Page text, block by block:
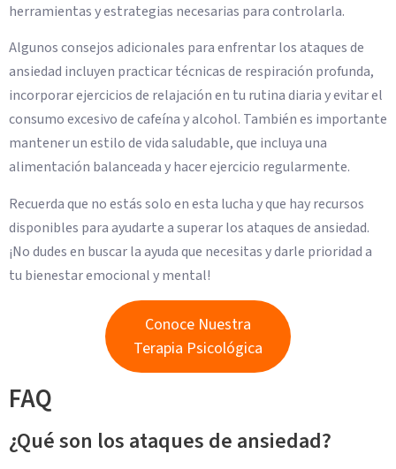
herramientas y estrategias necesarias para controlarla.
Algunos consejos adicionales para enfrentar los ataques de
ansiedad incluyen practicar técnicas de respiración profunda,
incorporar ejercicios de relajación en tu rutina diaria y evitar el
consumo excesivo de cafeína y alcohol. También es importante
mantener un estilo de vida saludable, que incluya una
alimentación balanceada y hacer ejercicio regularmente.
Recuerda que no estás solo en esta lucha y que hay recursos
disponibles para ayudarte a superar los ataques de ansiedad.
¡No dudes en buscar la ayuda que necesitas y darle prioridad a
tu bienestar emocional y mental!
Conoce Nuestra
Terapia Psicológica
FAQ
¿Qué son los ataques de ansiedad?